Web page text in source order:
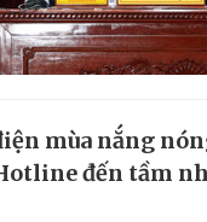
mùa nắng
đến tầm